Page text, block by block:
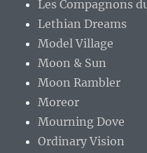
Les Compagnons
Lethian Dreams
Model Village
Moon & Sun
Moon Rambler
Moreor
Mourning Dove
Ordinary Vision